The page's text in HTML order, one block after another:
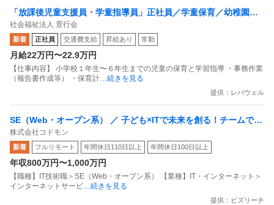
「放課後児童支援員・学童指導員」正社員／学童保育／幼稚園教
諭2種免許／幼稚園教諭1種免許／保育士
社会福祉法人 景行会
新着 正社員 交通費支給 昇給あり 常勤
月給22万円〜22.9万円
【仕事内容】 小学校１年生〜６年生までの児童の保育と学習指導 ・事務作業
（報告書作成等） ・保育計…続きを見る
提供：レバウェル
SE（Web・オープン系） ／ 子ども×ITで未来を創る！チームでプ
ロダクト価値の最大化に挑むエンジニア
株式会社コドモン
新着 フルリモート 年間休日110日以上 年間休日100日以上
年収800万円〜1,000万円
【職種】IT技術職＞SE（Web・オープン系） 【業種】IT・インターネット＞
インターネットサービ…続きを見る
提供：ビズリーチ